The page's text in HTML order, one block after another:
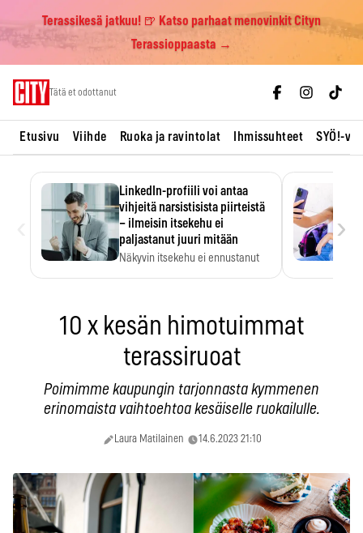
Terassikesä jatkuu! 🍺 Katso parhaat menovinkit Cityn
Terassioppaasta →
Tätä et odottanut
Etusivu Viihde Ruoka ja ravintolat Ihmissuhteet SYÖ!-
LinkedIn-profiili voi antaa
vihjeitä narsistisista piirteistä
– ilmeisin itsekehu ei
paljastanut juuri mitään
Näkyvin itsekehu ei ennustanut
›
10 x kesän himotuimmat
terassiruoat
Poimimme kaupungin tarjonnasta kymmenen
erinomaista vaihtoehtoa kesäiselle ruokailulle.
Laura Matilainen 14.6.2023 21:10